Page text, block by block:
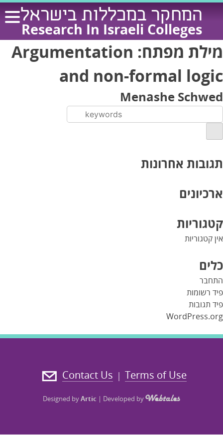
Skip
content
המחקר במכללות בישראל
Research In Israeli Colleges
מילת מפתח: Argumentation
and non-formal logic
Menashe Schwed
תגובות אחרונות
ארכיונים
קטגוריות
אין קטגוריות
כלים
התחבר
פיד רשומות
פיד תגובות
WordPress.org
Terms of Use
|
Contact Us
Designed byArtic | Developed by